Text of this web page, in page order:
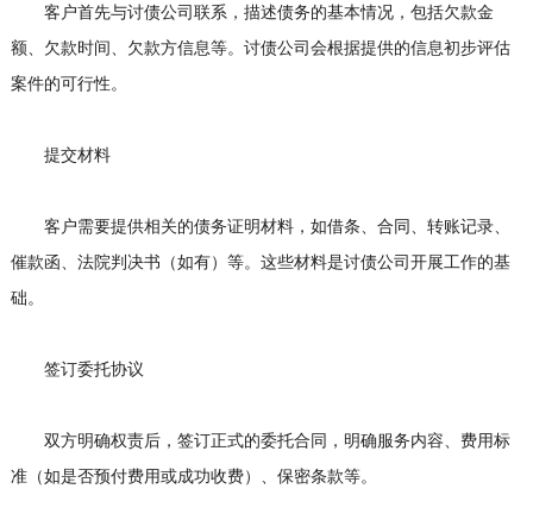
客户首先与讨债公司联系，描述债务的基本情况，包括欠款金
额、欠款时间、欠款方信息等。讨债公司会根据提供的信息初步评估
案件的可行性。
提交材料
客户需要提供相关的债务证明材料，如借条、合同、转账记录、
催款函、法院判决书（如有）等。这些材料是讨债公司开展工作的基
础。
签订委托协议
双方明确权责后，签订正式的委托合同，明确服务内容、费用标
准（如是否预付费用或成功收费）、保密条款等。